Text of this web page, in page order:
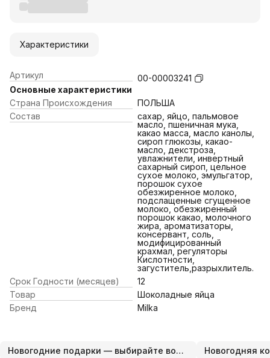
Характеристики
Артикул
00-00003241
Основные характеристики
Страна Происхождения
ПОЛЬША
Состав
сахар, яйцо, пальмовое
масло, пшеничная мука,
какао масса, масло канолы,
сироп глюкозы, какао-
масло, декстроза,
увлажнители, инвертный
сахарный сироп, цельное
сухое молоко, эмульгатор,
порошок сухое
обезжиренное молоко,
подслащенные сгущенное
молоко, обезжиренный
порошок какао, молочного
жира, ароматизаторы,
консервант, соль,
модифицированный
крахмал, регуляторы
Кислотности,
загуститель,разрыхлитель.
Срок Годности (месяцев)
12
Товар
Шоколадные яйца
Бренд
Milka
Новогодние подарки — выбирайте волшебство! Новогодняя